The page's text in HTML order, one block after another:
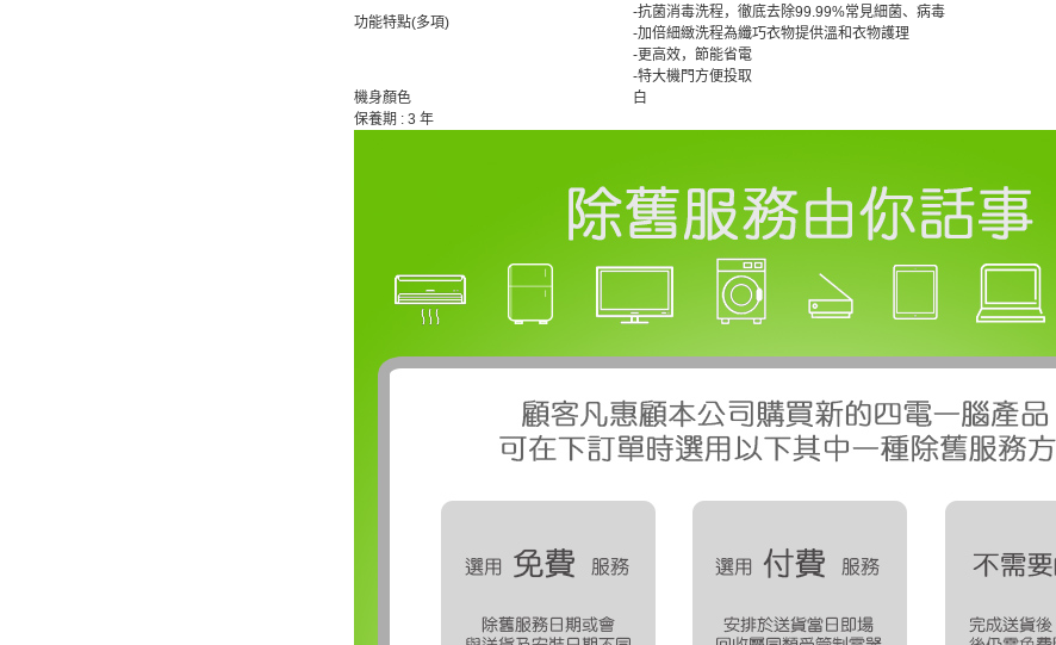
功能特點(多項)
-抗菌消毒洗程，徹底去除99.99%常見細菌、病毒
-加倍細緻洗程為纖巧衣物提供溫和衣物護理
-更高效，節能省電
-特大機門方便投取
機身顏色
白
保養期 : 3 年